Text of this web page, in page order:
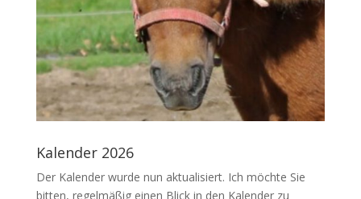
Kalender 2026
Der Kalender wurde nun aktualisiert. Ich möchte Sie
bitten, regelmäßig einen Blick in den Kalender zu